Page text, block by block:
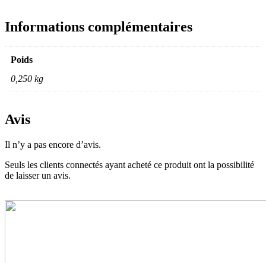
Informations complémentaires
Poids
0,250 kg
Avis
Il n’y a pas encore d’avis.
Seuls les clients connectés ayant acheté ce produit ont la possibilité
de laisser un avis.